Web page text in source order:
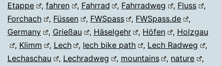
Etappe
, fahren , Fahrrad , Fahrradweg , Fluss
,
Forchach
, Füssen , FWSpass , FWSpass.de
,
Germany
, Grießau , Häselgehr , Höfen , Holzgau
, Klimm , Lech , lech bike path , Lech Radweg
,
Lechaschau
, Lechradweg , mountains , nature
,